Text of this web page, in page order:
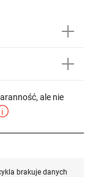
ale nie
brakuje danych